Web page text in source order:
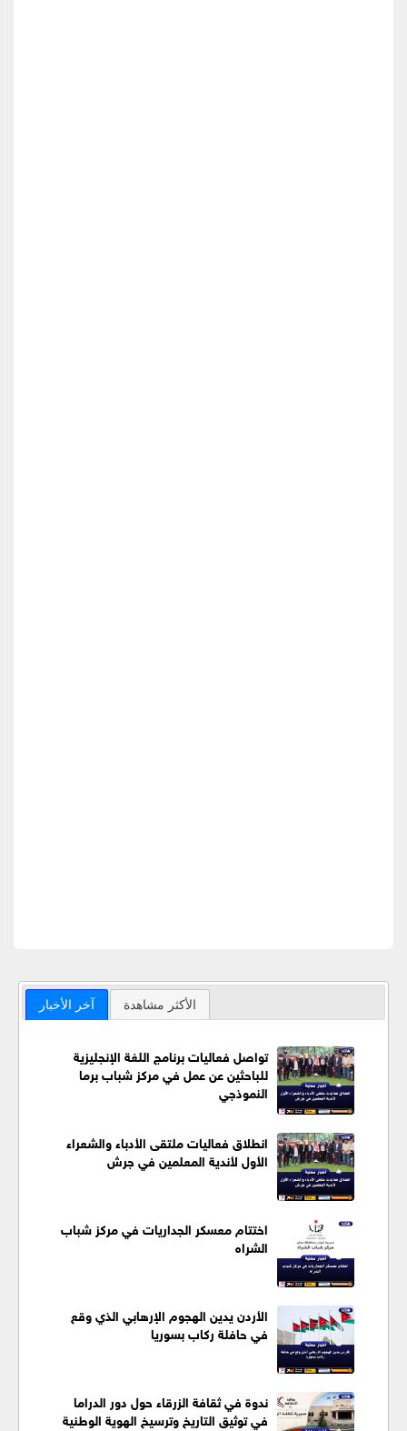
آخر الأخبار الأكثر مشاهدة
تواصل فعاليات برنامج اللغة الإنجليزية
للباحثين عن عمل في مركز شباب برما
النموذجي
انطلاق فعاليات ملتقى الأدباء والشعراء
الأول لأندية المعلمين في جرش
اختتام معسكر الجداريات في مركز شباب
الشراه
الأردن يدين الهجوم الإرهابي الذي وقع
في حافلة ركاب بسوريا
ندوة في ثقافة الزرقاء حول دور الدراما
في توثيق التاريخ وترسيخ الهوية الوطنية